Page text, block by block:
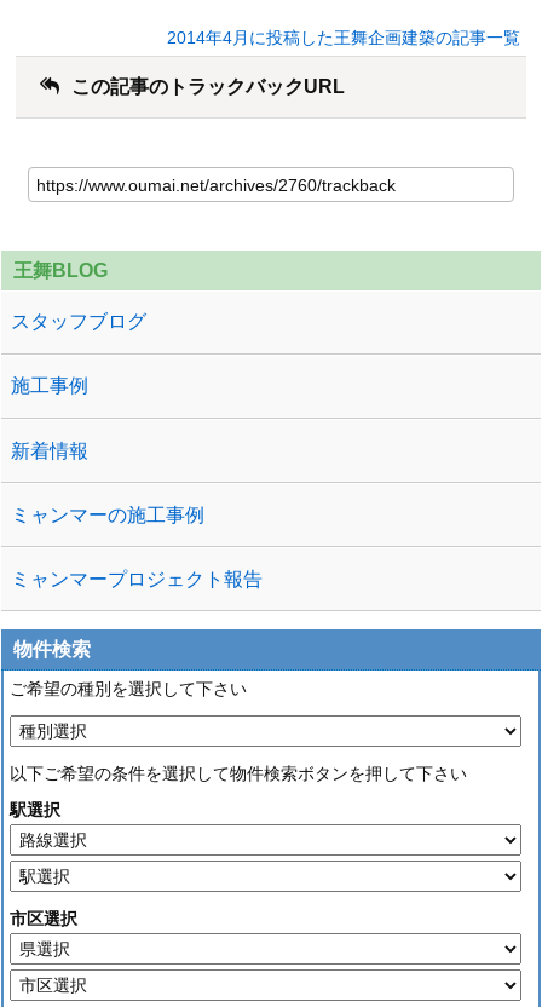
2014年4月に投稿した王舞企画建築の記事一覧
この記事のトラックバックURL
王舞BLOG
スタッフブログ
施工事例
新着情報
ミャンマーの施工事例
ミャンマープロジェクト報告
物件検索
ご希望の種別を選択して下さい
以下ご希望の条件を選択して物件検索ボタンを押して下さい
駅選択
市区選択